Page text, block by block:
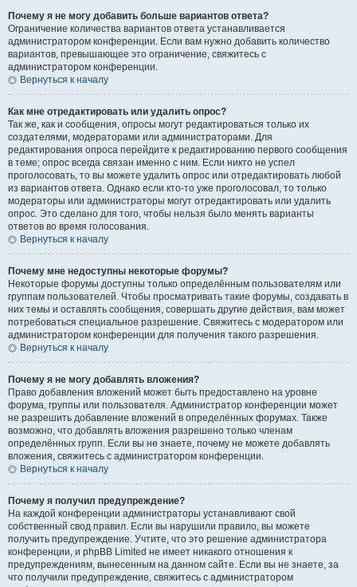
Почему я не могу добавить больше вариантов ответа?
Ограничение количества вариантов ответа устанавливается
администратором конференции. Если вам нужно добавить количество
вариантов, превышающее это ограничение, свяжитесь с
администратором конференции.
Вернуться к началу
Как мне отредактировать или удалить опрос?
Так же, как и сообщения, опросы могут редактироваться только их
создателями, модераторами или администраторами. Для
редактирования опроса перейдите к редактированию первого сообщения
в теме; опрос всегда связан именно с ним. Если никто не успел
проголосовать, то вы можете удалить опрос или отредактировать любой
из вариантов ответа. Однако если кто-то уже проголосовал, то только
модераторы или администраторы могут отредактировать или удалить
опрос. Это сделано для того, чтобы нельзя было менять варианты
ответов во время голосования.
Вернуться к началу
Почему мне недоступны некоторые форумы?
Некоторые форумы доступны только определённым пользователям или
группам пользователей. Чтобы просматривать такие форумы, создавать в
них темы и оставлять сообщения, совершать другие действия, вам может
потребоваться специальное разрешение. Свяжитесь с модератором или
администратором конференции для получения такого разрешения.
Вернуться к началу
Почему я не могу добавлять вложения?
Право добавления вложений может быть предоставлено на уровне
форума, группы или пользователя. Администратор конференции может
не разрешить добавление вложений в определённых форумах. Также
возможно, что добавлять вложения разрешено только членам
определённых групп. Если вы не знаете, почему не можете добавлять
вложения, свяжитесь с администратором конференции.
Вернуться к началу
Почему я получил предупреждение?
На каждой конференции администраторы устанавливают свой
собственный свод правил. Если вы нарушили правило, вы можете
получить предупреждение. Учтите, что это решение администратора
конференции, и phpBB Limited не имеет никакого отношения к
предупреждениям, вынесенным на данном сайте. Если вы не знаете, за
что получили предупреждение, свяжитесь с администратором